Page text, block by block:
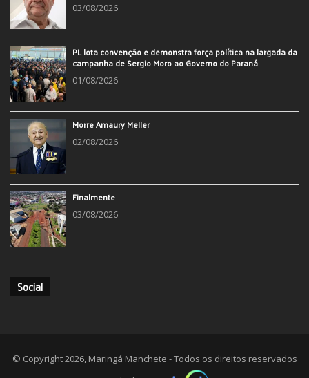
03/08/2026
PL lota convenção e demonstra força política na largada da
campanha de Sergio Moro ao Governo do Paraná
01/08/2026
Morre Amaury Meller
02/08/2026
Finalmente
03/08/2026
Social
© Copyright 2026, Maringá Manchete - Todos os direitos reservados